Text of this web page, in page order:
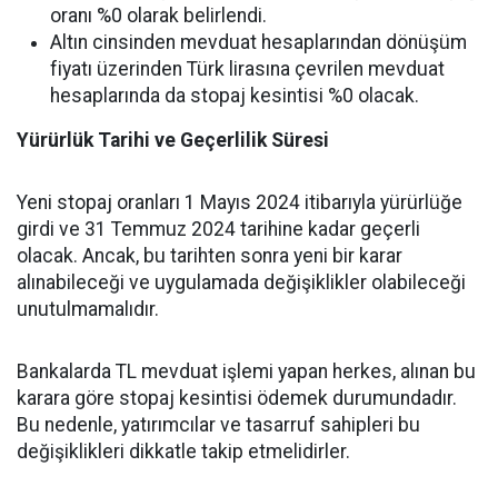
oranı %0 olarak belirlendi.
Altın cinsinden mevduat hesaplarından dönüşüm
fiyatı üzerinden Türk lirasına çevrilen mevduat
hesaplarında da stopaj kesintisi %0 olacak.
Yürürlük Tarihi ve Geçerlilik Süresi
Yeni stopaj oranları 1 Mayıs 2024 itibarıyla yürürlüğe
girdi ve 31 Temmuz 2024 tarihine kadar geçerli
olacak. Ancak, bu tarihten sonra yeni bir karar
alınabileceği ve uygulamada değişiklikler olabileceği
unutulmamalıdır.
Bankalarda TL mevduat işlemi yapan herkes, alınan bu
karara göre stopaj kesintisi ödemek durumundadır.
Bu nedenle, yatırımcılar ve tasarruf sahipleri bu
değişiklikleri dikkatle takip etmelidirler.